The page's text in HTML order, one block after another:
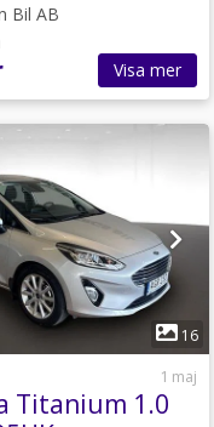
Bil AB
Visa mer
1
16
1 maj
Titanium 1.0